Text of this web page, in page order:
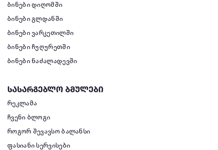
ბინები დიღომში
ბინები გლდანში
ბინები ვარკეთილში
ბინები ჩუღურეთში
ბინები ნაძალადევში
სასარგებლო ბმულები
რეკლამა
ჩვენი ბლოგი
როგორ შევავსო ბალანსი
ფასიანი სერვისები